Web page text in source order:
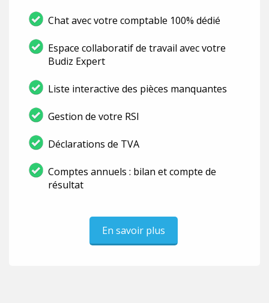
Chat avec votre comptable 100% dédié
Espace collaboratif de travail avec votre
Budiz Expert
Liste interactive des pièces manquantes
Gestion de votre RSI
Déclarations de TVA
Comptes annuels : bilan et compte de
résultat
En savoir plus